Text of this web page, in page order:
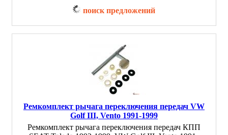
поиск предложений
Ремкомплект рычага переключения передач VW
Golf III, Vento 1991-1999
Ремкомплект рычага переключения передач КПП